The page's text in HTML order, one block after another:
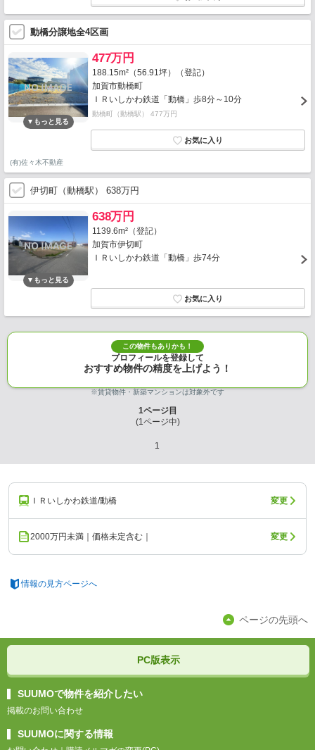
動橋分譲地全4区画
477万円
188.15m²（56.91坪）（登記）
加賀市動橋町
ＩＲいしかわ鉄道「動橋」歩8分～10分
動橋町（動橋駅） 477万円
(有)佐々木不動産
伊切町（動橋駅） 638万円
638万円
1139.6m²（登記）
加賀市伊切町
ＩＲいしかわ鉄道「動橋」歩74分
この物件もありかも！
プロフィールを登録して
おすすめ物件の精度を上げよう！
※賃貸物件・新築マンションは対象外です
1ページ目
(1ページ中)
1
ＩＲいしかわ鉄道/動橋 変更
2000万円未満｜価格未定含む｜ 変更
情報の見方ページへ
ページの先頭へ
PC版表示
SUUMOで物件を紹介したい
掲載のお問い合わせ
SUUMOに関する情報